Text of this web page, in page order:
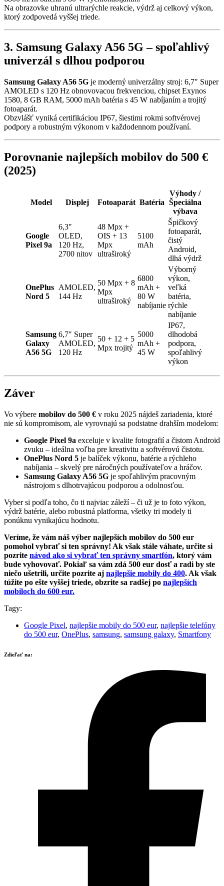
Na obrazovke uhranú ultrarýchle reakcie, výdrž aj celkový výkon,
ktorý zodpovedá vyššej triede.
3. Samsung Galaxy A56 5G – spoľahlivý
univerzál s dlhou podporou
Samsung Galaxy A56 5G je moderný univerzálny stroj: 6,7″ Super
AMOLED s 120 Hz obnovovacou frekvenciou, chipset Exynos
1580, 8 GB RAM, 5000 mAh batéria s 45 W nabíjaním a trojitý
fotoaparát.
Obzvlášť vyniká certifikáciou IP67, šiestimi rokmi softvérovej
podpory a robustným výkonom v každodennom používaní.
Porovnanie najlepších mobilov do 500 €
(2025)
Model Displej Fotoaparát Batéria
Výhody /
Špeciálna
výbava
Google
Pixel 9a
6,3″
OLED,
120 Hz,
2700 nitov
48 Mpx +
OIS + 13
Mpx
ultraširoký
5100
mAh
Špičkový
fotoaparát,
čistý
Android,
dlhá výdrž
OnePlus
Nord 5
AMOLED,
144 Hz
50 Mpx + 8
Mpx
ultraširoký
6800
mAh +
80 W
nabíjanie
Výborný
výkon,
veľká
batéria,
rýchle
nabíjanie
Samsung
Galaxy
A56 5G
6,7″ Super
AMOLED,
120 Hz
50 + 12 + 5
Mpx trojitý
5000
mAh +
45 W
IP67,
dlhodobá
podpora,
spoľahlivý
výkon
Záver
Vo výbere mobilov do 500 € v roku 2025 nájdeš zariadenia, ktoré
nie sú kompromisom, ale vyrovnajú sa podstatne drahším modelom:
Google Pixel 9a exceluje v kvalite fotografií a čistom Android
zvuku – ideálna voľba pre kreativitu a softvérovú čistotu.
OnePlus Nord 5 je balíček výkonu, batérie a rýchleho
nabíjania – skvelý pre náročných používateľov a hráčov.
Samsung Galaxy A56 5G je spoľahlivým pracovným
nástrojom s dlhotrvajúcou podporou a odolnosťou.
Vyber si podľa toho, čo ti najviac záleží – či už je to foto výkon,
výdrž batérie, alebo robustná platforma, všetky tri modely ti
ponúknu vynikajúcu hodnotu.
Veríme, že vám náš výber najlepších mobilov do 500 eur
pomohol vybrať si ten správny! Ak však stále váhate, určite si
pozrite návod ako si vybrať ten správny smartfón, ktorý vám
bude vyhovovať. Pokiaľ sa vám zdá 500 eur dosť a radi by ste
niečo ušetrili, určite pozrite aj najlepšie mobily do 400. Ak však
túžite po ešte vyššej triede, obzrite sa radšej po najlepších
mobiloch do 600 eur.
Tagy:
Google Pixel, najlepšie mobily do 500 eur, najlepšie telefóny
do 500 eur, OnePlus, samsung, samsung galaxy, Smartfony
Zdieľať na: